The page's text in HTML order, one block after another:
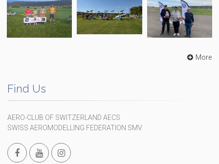
More
Find Us
AERO-CLUB OF SWITZERLAND AECS
SWISS AEROMODELLING FEDERATION SMV